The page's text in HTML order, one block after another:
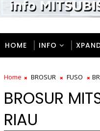
HOME INFO
Home BROSUR FUSO
BROSUR
RIAU